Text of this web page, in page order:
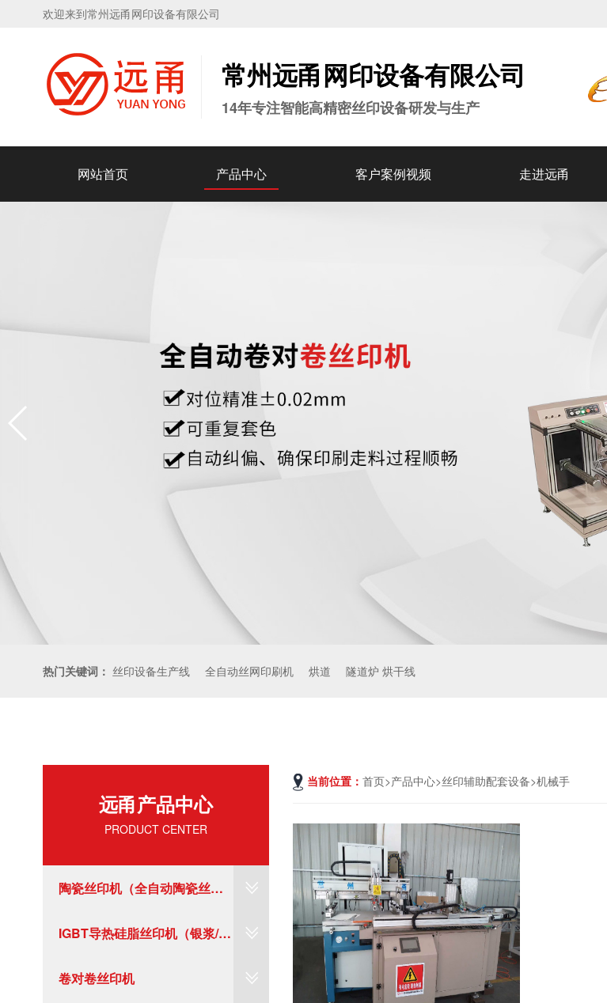
欢迎来到常州远甬网印设备有限公司
常州远甬网印设备有限公司
14年专注智能高精密丝印设备研发与生产
网站首页 产品中心 客户案例视频 走进远甬
热门关键词： 丝印设备生产线 全自动丝网印刷机 烘道 隧道炉 烘干线
远甬产品中心
PRODUCT CENTER
陶瓷丝印机（全自动陶瓷丝印
线）
IGBT导热硅脂丝印机（银浆/碳
浆/陶瓷）
卷对卷丝印机
当前位置：首页>产品中心>丝印辅助配套设备>机械手